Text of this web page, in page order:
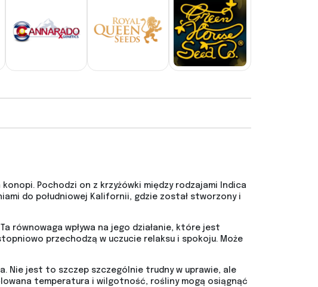
Pochodzi on z krzyżówki między rodzajami Indica
do południowej Kalifornii, gdzie został stworzony i
równowaga wpływa na jego działanie, które jest
przechodzą w uczucie relaksu i spokoju. Może
Nie jest to szczep szczególnie trudny w uprawie, ale
temperatura i wilgotność, rośliny mogą osiągnąć